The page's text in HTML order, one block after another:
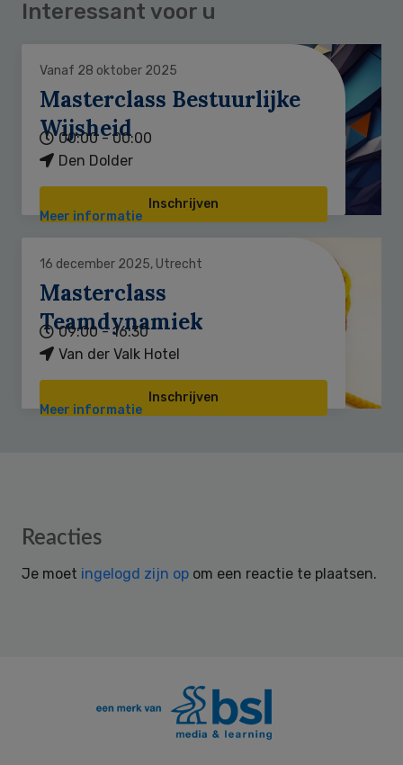
Interessant voor u
Vanaf 28 oktober 2025
Masterclass Bestuurlijke
Wijsheid
00:00 - 00:00
Den Dolder
Inschrijven
Meer informatie
16 december 2025, Utrecht
Masterclass
Teamdynamiek
09:00 - 16:30
Van der Valk Hotel
Inschrijven
Meer informatie
Reader
Reacties
Je moet ingelogd zijn op om een reactie te plaatsen.